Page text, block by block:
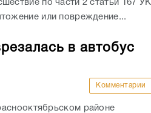
по части 2 статьи 167 УК
или повреждение...
в автобус
Комментарии
районе